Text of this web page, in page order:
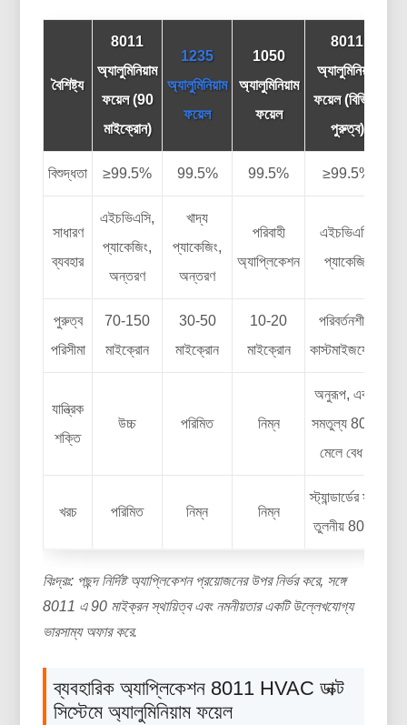
বৈশিষ্ট্য
8011
অ্যালুমিনিয়াম
ফয়েল (90
মাইক্রোন)
1235
অ্যালুমিনিয়াম
ফয়েল
1050
অ্যালুমিনিয়াম
ফয়েল
8011
অ্যালুমিনিয়াম
ফয়েল (বিভিন্ন
পুরুত্ব)
বিশুদ্ধতা ≥99.5% 99.5% 99.5% ≥99.5%
সাধারণ
ব্যবহার
এইচভিএসি,
প্যাকেজিং,
অন্তরণ
খাদ্য
প্যাকেজিং,
অন্তরণ
পরিবাহী
অ্যাপ্লিকেশন
এইচভিএসি,
প্যাকেজিং
পুরুত্ব
পরিসীমা
70-150
মাইক্রোন
30-50
মাইক্রোন
10-20
মাইক্রোন
পরিবর্তনশীল,
কাস্টমাইজযোগ্য
যান্ত্রিক
শক্তি
উচ্চ পরিমিত নিম্ন
অনুরূপ, একই,
সমতুল্য 8011
মেলে বেধ এ
খরচ পরিমিত নিম্ন নিম্ন
স্ট্যান্ডার্ডের সাথে
তুলনীয় 8011
বিঃদ্রঃ: পছন্দ নির্দিষ্ট অ্যাপ্লিকেশন প্রয়োজনের উপর নির্ভর করে, সঙ্গে
8011 এ 90 মাইক্রন স্থায়িত্ব এবং নমনীয়তার একটি উল্লেখযোগ্য
ভারসাম্য অফার করে.
ব্যবহারিক অ্যাপ্লিকেশন 8011 HVAC ডাক্ট
সিস্টেমে অ্যালুমিনিয়াম ফয়েল